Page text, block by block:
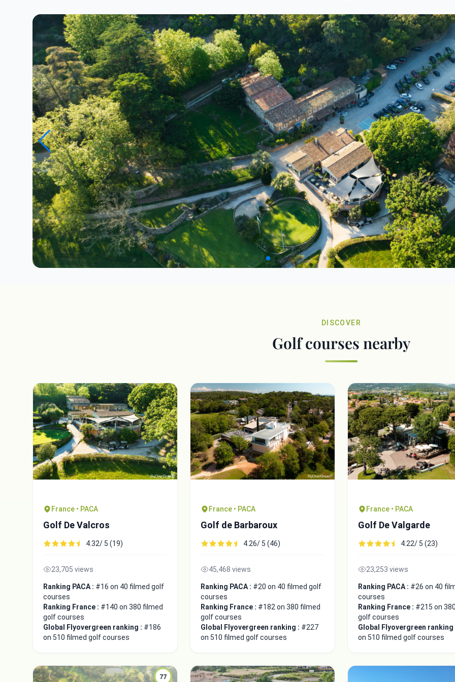
DISCOVER
Golf courses nearby
France • PACA
Golf De Valcros
4.32/ 5 (19)
23,705 views
Ranking PACA : #16 on 40 filmed golf
courses
Ranking France : #140 on 380 filmed
golf courses
Global Flyovergreen ranking : #186
on 510 filmed golf courses
France • PACA
Golf de Barbaroux
4.26/ 5 (46)
45,468 views
Ranking PACA : #20 on 40 filmed golf
courses
Ranking France : #182 on 380 filmed
golf courses
Global Flyovergreen ranking : #227
on 510 filmed golf courses
France • PACA
Golf De Valgarde
4.22/ 5 (23)
23,253 views
Ranking PACA : #26 on 40
courses
Ranking France : #215 on
golf courses
Global Flyovergreen
on 510 filmed golf courses
77